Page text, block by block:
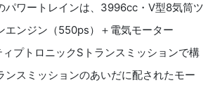
ワートレインは、3996cc・V型8気筒ツ
エンジン（550ps）＋電気モーター
ィプトロニックSトランスミッションで構
ンスミッションのあいだに配されたモー